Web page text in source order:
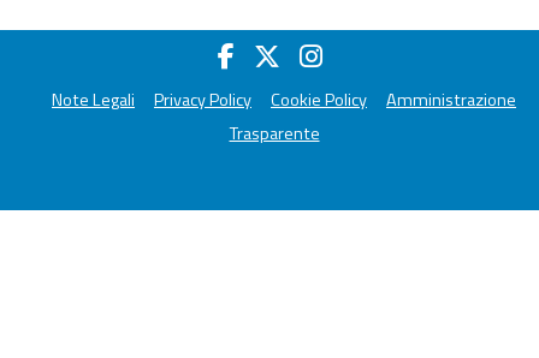
Note Legali Privacy Policy Cookie Policy
Amministrazione
Trasparente